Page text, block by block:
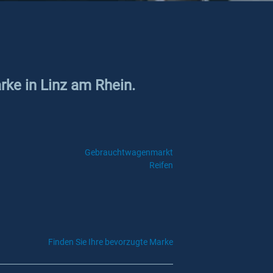
in Linz am Rhein.
Gebrauchtwagenmarkt
Reifen
Finden Sie Ihre bevorzugte Marke